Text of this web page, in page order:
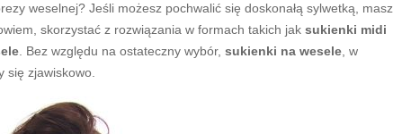
weselnej? Jeśli możesz pochwalić się doskonałą sylwetką, masz
skorzystać z rozwiązania w formach takich jak sukienki midi
. Bez względu na ostateczny wybór, sukienki na wesele , w
się zjawiskowo.